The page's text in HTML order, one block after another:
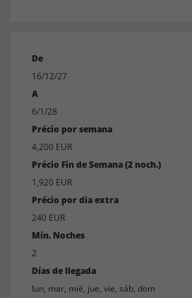
De
16/12/27
A
6/1/28
Précio por semana
4,200 EUR
Précio Fin de Semana (2 noch.)
1,920 EUR
Précio por dia extra
240 EUR
Mín. Noches
2
Días de llegada
lun, mar, mié, jue, vie, sáb, dom